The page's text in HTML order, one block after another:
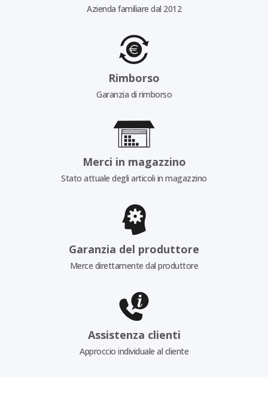
Azienda familiare dal 2012
Rimborso
Garanzia di rimborso
Merci in magazzino
Stato attuale degli articoli in magazzino
Garanzia del produttore
Merce direttamente dal produttore
Assistenza clienti
Approccio individuale al cliente